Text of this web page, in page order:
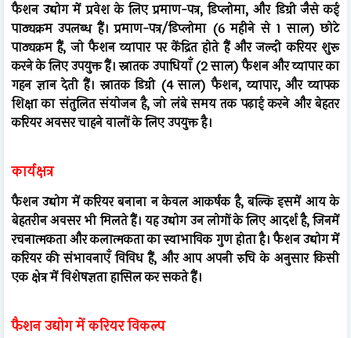
फैशन उद्योग में प्रवेश के लिए प्रमाण-पत्र, डिप्लोमा, और डिग्री जैसे कई
पाठ्यक्रम उपलब्ध हैं। प्रमाण-पत्र/डिप्लोमा (6 महीने से 1 साल) छोटे
पाठ्यक्रम हैं, जो फैशन व्यापार पर केंद्रित होते हैं और जल्दी करियर शुरू
करने के लिए उपयुक्त हैं। स्नातक उपाधियाँ (2 साल) फैशन और व्यापार का
गहन ज्ञान देती हैं। स्नातक डिग्री (4 साल) फैशन, व्यापार, और व्यापक
शिक्षा का संतुलित संयोजन है, जो लंबे समय तक पढ़ाई करने और बेहतर
करियर अवसर चाहने वालों के लिए उपयुक्त है।
कार्यक्षत्र
फैशन उद्योग में करियर बनाना न केवल आकर्षक है, बल्कि इसमें आय के
बेहतरीन अवसर भी मिलते हैं। यह उद्योग उन लोगों के लिए आदर्श है, जिनमें
रचनात्मकता और कलात्मकता का स्वाभाविक गुण होता है। फैशन उद्योग में
करियर की संभावनाएँ विविध हैं, और आप अपनी रुचि के अनुसार किसी
एक क्षेत्र में विशेषज्ञता हासिल कर सकते हैं।
फैशन उद्योग में करियर विकल्प